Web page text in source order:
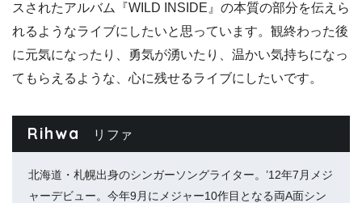
スされたアルバム『WILD INSIDE』の本質の部分を伝えら
れるようなライブにしたいと思っています。観終わった後
に元気になったり、勇気が湧いたり、温かい気持ちになっ
てもらえるような、心に残せるライブにしたいです。
Rihwa リファ
北海道・札幌出身のシンガーソングライター。’12年7月メジ
ャーデビュー。今年9月にメジャー10作目となる両A面シン